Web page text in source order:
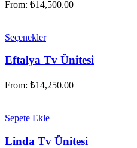
From: ₺14,500.00
Seçenekler
Eftalya Tv Ünitesi
From: ₺14,250.00
Sepete Ekle
Linda Tv Ünitesi